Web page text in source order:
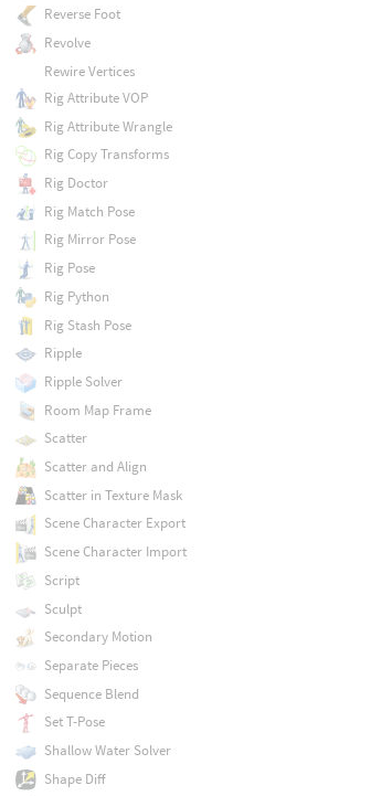
Reverse Foot
Revolve
Rewire Vertices
Rig Attribute VOP
Rig Attribute Wrangle
Rig Copy Transforms
Rig Doctor
Rig Match Pose
Rig Mirror Pose
Rig Pose
Rig Python
Rig Stash Pose
Ripple
Ripple Solver
Room Map Frame
Scatter
Scatter and Align
Scatter in Texture Mask
Scene Character Export
Scene Character Import
Script
Sculpt
Secondary Motion
Separate Pieces
Sequence Blend
Set T-Pose
Shallow Water Solver
Shape Diff